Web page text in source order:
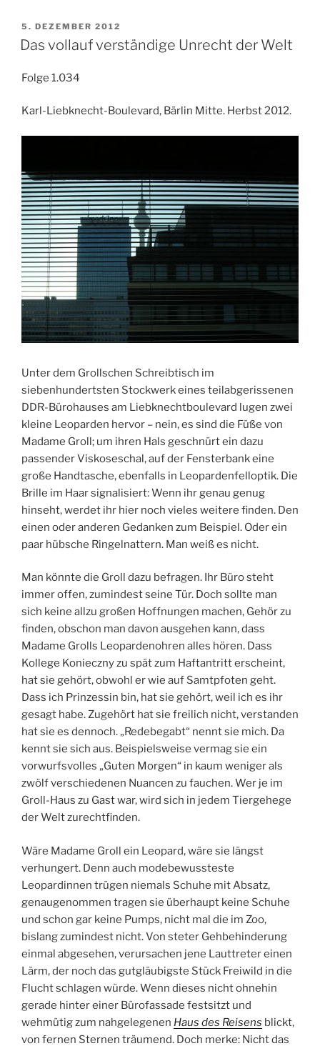
VERÖFFENTLICHT
AM
5. DEZEMBER 2012
Das vollauf verständige Unrecht der Welt
Folge 1.034
Karl-Liebknecht-Boulevard, Bärlin Mitte. Herbst 2012.
Unter dem Grollschen Schreibtisch im
siebenhundertsten Stockwerk eines teilabgerissenen
DDR-Bürohauses am Liebknechtboulevard lugen zwei
kleine Leoparden hervor – nein, es sind die Füße von
Madame Groll; um ihren Hals geschnürt ein dazu
passender Viskoseschal, auf der Fensterbank eine
große Handtasche, ebenfalls in Leopardenfelloptik. Die
Brille im Haar signalisiert: Wenn ihr genau genug
hinseht, werdet ihr hier noch vieles weitere finden. Den
einen oder anderen Gedanken zum Beispiel. Oder ein
paar hübsche Ringelnattern. Man weiß es nicht.
Man könnte die Groll dazu befragen. Ihr Büro steht
immer offen, zumindest seine Tür. Doch sollte man
sich keine allzu großen Hoffnungen machen, Gehör zu
finden, obschon man davon ausgehen kann, dass
Madame Grolls Leopardenohren alles hören. Dass
Kollege Konieczny zu spät zum Haftantritt erscheint,
hat sie gehört, obwohl er wie auf Samtpfoten geht.
Dass ich Prinzessin bin, hat sie gehört, weil ich es ihr
gesagt habe. Zugehört hat sie freilich nicht, verstanden
hat sie es dennoch. „Redebegabt“ nennt sie mich. Da
kennt sie sich aus. Beispielsweise vermag sie ein
vorwurfsvolles „Guten Morgen“ in kaum weniger als
zwölf verschiedenen Nuancen zu fauchen. Wer je im
Groll-Haus zu Gast war, wird sich in jedem Tiergehege
der Welt zurechtfinden.
Wäre Madame Groll ein Leopard, wäre sie längst
verhungert. Denn auch modebewussteste
Leopardinnen trügen niemals Schuhe mit Absatz,
genaugenommen tragen sie überhaupt keine Schuhe
und schon gar keine Pumps, nicht mal die im Zoo,
bislang zumindest nicht. Von steter Gehbehinderung
einmal abgesehen, verursachen jene Lauttreter einen
Lärm, der noch das gutgläubigste Stück Freiwild in die
Flucht schlagen würde. Wenn dieses nicht ohnehin
gerade hinter einer Bürofassade festsitzt und
wehmütig zum nahgelegenen Haus des Reisens blickt,
von fernen Sternen träumend. Doch merke: Nicht das